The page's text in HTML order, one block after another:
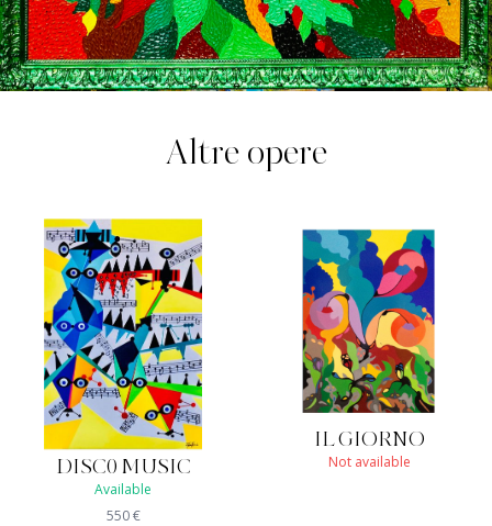
Altre opere
DISC0 MUSIC
Available
550€
IL GIORNO
Not available